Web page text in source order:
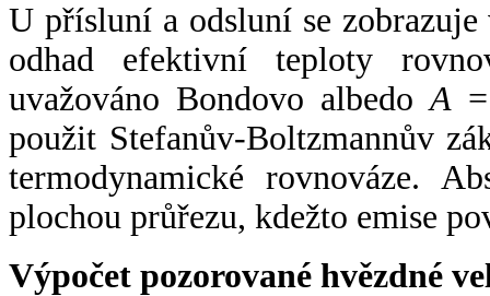
U přísluní a odsluní se
odhad efektivní teploty
uvažováno Bondovo albedoA
použit Stefanův-Boltzmannův
termodynamické rovnováze.
plochou průřezu, kdežto emise
Výpočet pozorované hvězdné